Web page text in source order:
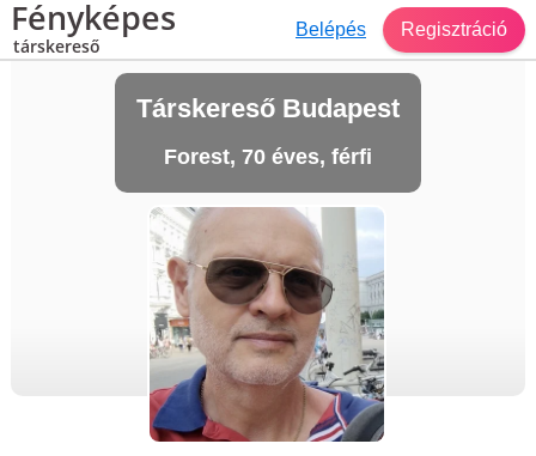
Fényképes
társkereső
Belépés Regisztráció
Társkereső Budapest
Forest, 70 éves, férfi